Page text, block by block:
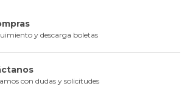
y descarga boletas
con dudas y solicitudes